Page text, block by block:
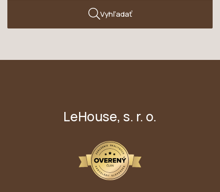
Vyhľadať
LeHouse, s. r. o.